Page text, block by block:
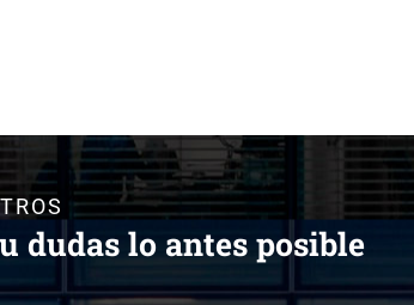
dudas lo antes posible